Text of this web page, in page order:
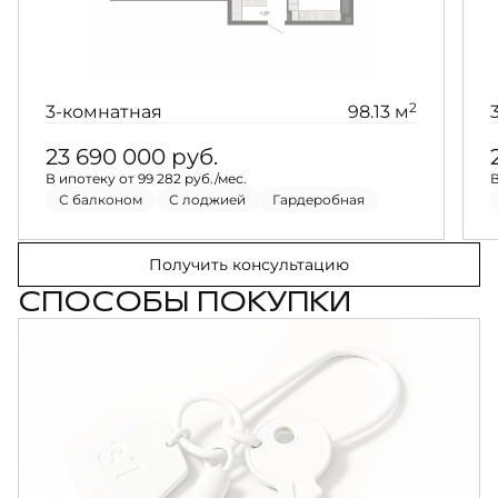
3-комнатная 98.13 м2
23 690 000 руб.
В ипотеку от 99 282 руб./мес.
С балконом
С лоджией Гардеробная
Получить консультацию
СПОСОБЫ ПОКУПКИ